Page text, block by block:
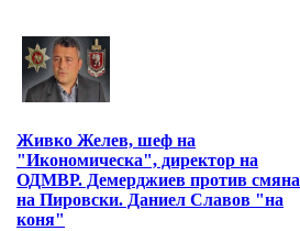
Живко Желев, шеф на
"Икономическа", директор на
ОДМВР. Демерджиев против смяна
на Пировски. Даниел Славов "на
коня"